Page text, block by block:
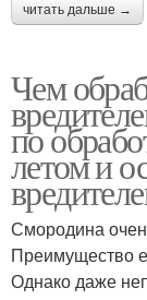
читать дальше →
Чем
по
летом и
Смородина
Преимущество
Однако даже